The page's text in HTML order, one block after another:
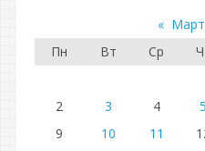
«
Пн
Вт Ср
2
3 4 5
9
10 11